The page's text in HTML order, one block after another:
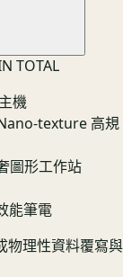
TOTAL
機
texture 高規
圖形工作站
能筆電
物理性資料覆寫與